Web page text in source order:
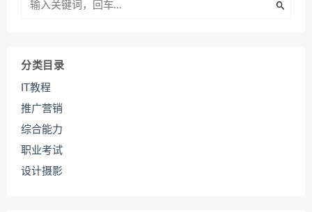
分类目录
IT教程
推广营销
综合能力
职业考试
设计摄影